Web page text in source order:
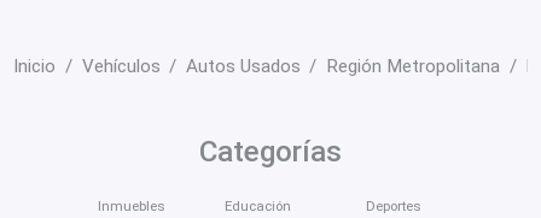
Inicio Vehículos Autos Usados Región Metropolitana
Categorías
Inmuebles Educación Deportes